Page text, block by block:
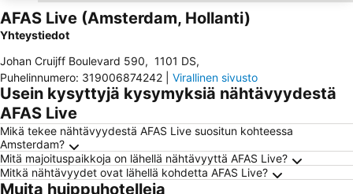
AFAS Live (Amsterdam, Hollanti)
Yhteystiedot
Johan Cruijff Boulevard 590, 1101 DS,
Puhelinnumero: 319006874242 Virallinen sivusto
Usein kysyttyjä kysymyksiä nähtävyydestä
AFAS Live
Mikä tekee nähtävyydestä AFAS Live suositun kohteessa
Amsterdam?
Mitä majoituspaikkoja on lähellä nähtävyyttä AFAS Live?
Mitkä nähtävyydet ovat lähellä kohdetta AFAS Live?
Muita huippuhotelleja